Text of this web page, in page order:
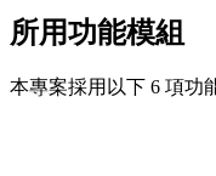
所用功能模組
本專案採用以下 6 項功